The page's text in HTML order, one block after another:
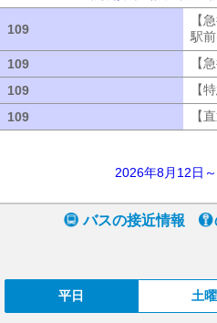
109
【
駅
109
【
109
【
109
【
2026年8月12日
バスの接近情報
平日 土曜